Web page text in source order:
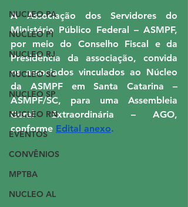
NUCLEO PA
NUCLEO PI
NUCLEO RJ
NUCLEO SC
NUCLEO SP
NUCLEO RN
EVENTOS
CONVÊNIOS
MPTBA
NUCLEO AL
A Associação dos Servidores do
Ministério Público Federal – ASMPF,
por meio do Conselho Fiscal e da
Presidência da associação, convida
os associados vinculados ao Núcleo
da ASMPF em Santa Catarina –
ASMPF/SC, para uma Assembleia
Geral Extraordinária – AGO,
conforme Edital anexo.